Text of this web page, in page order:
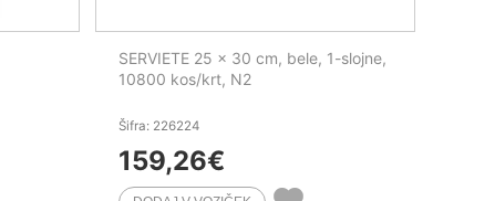
SERVIETE 25 x 30 cm, bele, 1-slojne,
10800 kos/krt, N2
Šifra: 226224
159,26€